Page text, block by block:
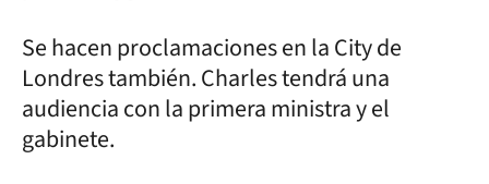
Se hacen proclamaciones en la City de
Londres también. Charles tendrá una
audiencia con la primera ministra y el
gabinete.